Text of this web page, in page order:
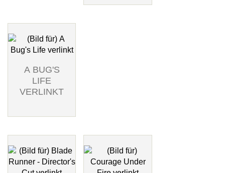
A BUG'S
LIFE
VERLINKT